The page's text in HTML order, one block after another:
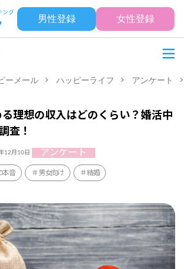
男性登録 女性登録
ーメール ハッピーライフ アンケート
理想の収入はどのくらい？婚活中
査！
12月10日 アンケート
本音 男女向け 結婚